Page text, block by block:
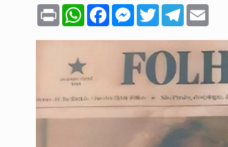
Print WhatsAppFacebookMessenger
TwitterTelegram